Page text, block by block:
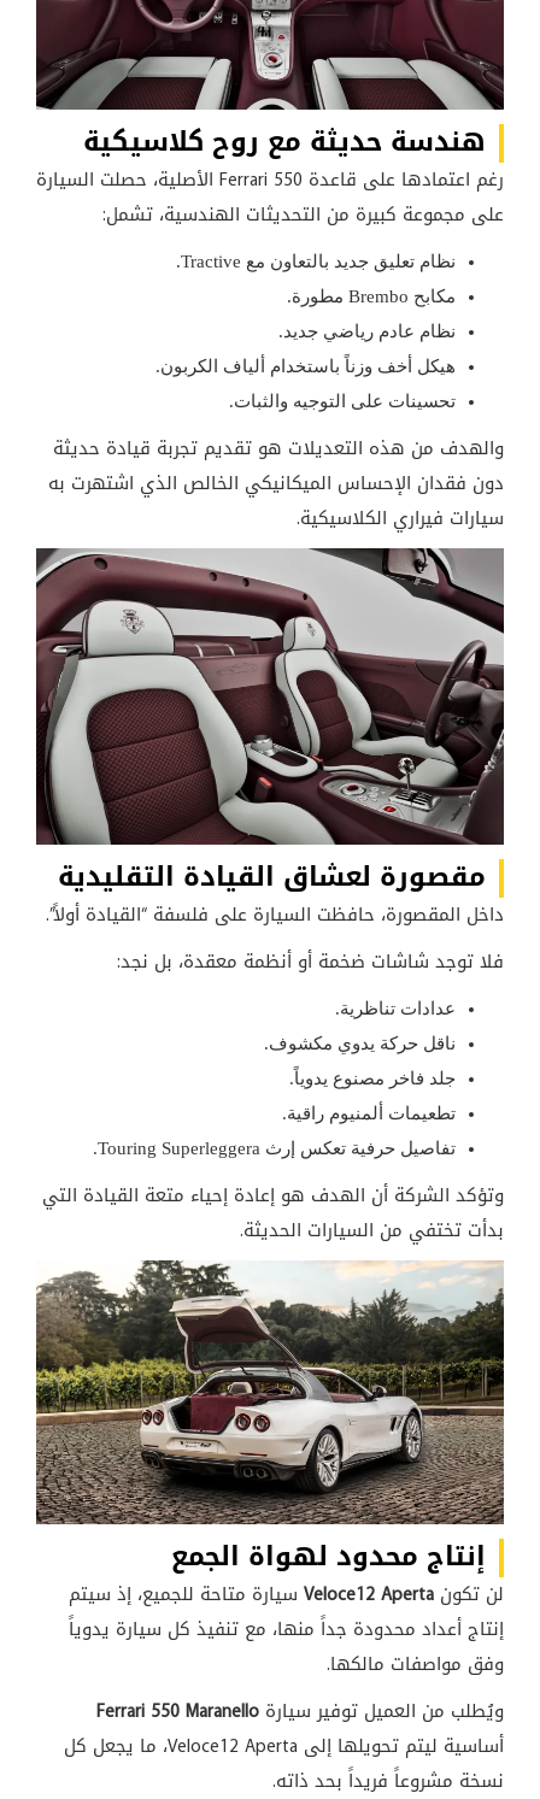
هندسة حديثة مع روح كلاسيكية
رغم اعتمادها على قاعدة Ferrari 550 الأصلية، حصلت السيارة
على مجموعة كبيرة من التحديثات الهندسية، تشمل:
نظام تعليق جديد بالتعاون مع Tractive.
مكابح Brembo مطورة.
نظام عادم رياضي جديد.
هيكل أخف وزناً باستخدام ألياف الكربون.
تحسينات على التوجيه والثبات.
والهدف من هذه التعديلات هو تقديم تجربة قيادة حديثة
دون فقدان الإحساس الميكانيكي الخالص الذي اشتهرت به
سيارات فيراري الكلاسيكية.
مقصورة لعشاق القيادة التقليدية
داخل المقصورة، حافظت السيارة على فلسفة “القيادة أولاً”.
فلا توجد شاشات ضخمة أو أنظمة معقدة، بل نجد:
عدادات تناظرية.
ناقل حركة يدوي مكشوف.
جلد فاخر مصنوع يدوياً.
تطعيمات ألمنيوم راقية.
تفاصيل حرفية تعكس إرث Touring Superleggera.
وتؤكد الشركة أن الهدف هو إعادة إحياء متعة القيادة التي
بدأت تختفي من السيارات الحديثة.
إنتاج محدود لهواة الجمع
لن تكون Veloce12 Aperta سيارة متاحة للجميع، إذ سيتم
إنتاج أعداد محدودة جداً منها، مع تنفيذ كل سيارة يدوياً
وفق مواصفات مالكها.
ويُطلب من العميل توفير سيارة Ferrari 550 Maranello
أساسية ليتم تحويلها إلى Veloce12 Aperta، ما يجعل كل
نسخة مشروعاً فريداً بحد ذاته.